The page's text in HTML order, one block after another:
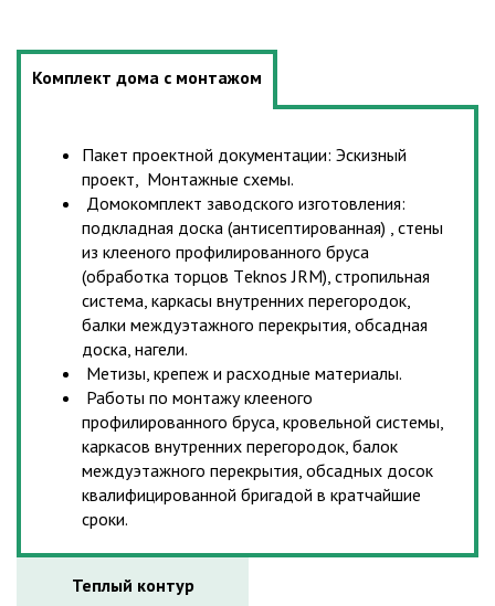
Комплект дома с монтажом
Пакет проектной документации: Эскизный
проект, Монтажные схемы.
Домокомплект заводского изготовления:
подкладная доска (антисептированная) , стены
из клееного профилированного бруса
(обработка торцов Тeknos JRM), стропильная
система, каркасы внутренних перегородок,
балки междуэтажного перекрытия, обсадная
доска, нагели.
Метизы, крепеж и расходные материалы.
Работы по монтажу клееного
профилированного бруса, кровельной системы,
каркасов внутренних перегородок, балок
междуэтажного перекрытия, обсадных досок
квалифицированной бригадой в кратчайшие
сроки.
Теплый контур